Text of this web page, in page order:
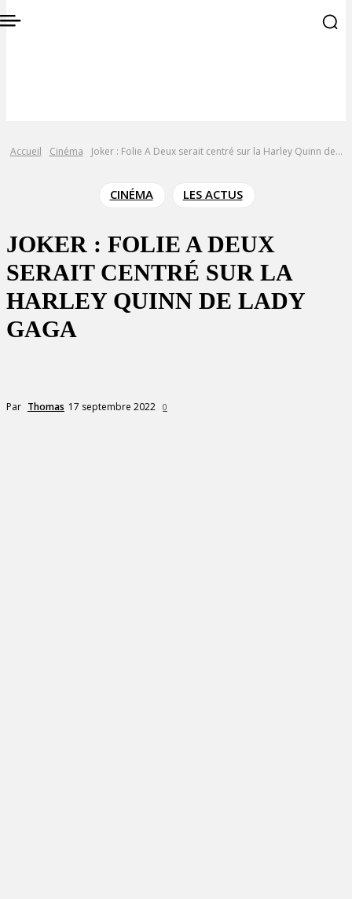
Accueil Cinéma Joker : Folie A Deux serait centré sur la Harley Quinn de...
CINÉMA LES ACTUS
JOKER : FOLIE A DEUX
SERAIT CENTRÉ SUR LA
HARLEY QUINN DE LADY
GAGA
Par Thomas 17 septembre 2022 0